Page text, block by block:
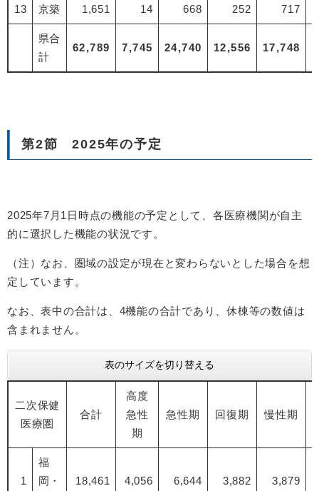
13 京築 1,651 14 668 252 717
県合
計
62,789 7,745 24,740 12,556 17,748
第2節 2025年の予定
2025年7月1日時点の機能の予定として、各医療機関が自主
的に選択した機能の状況です。
（注）なお、圏域の設定が現在と変わらないとした場合を想
定しています。
なお、表中の合計は、4機能の合計であり、休棟等の数値は
含まれません。
表のサイズを切り替える
二次保健
医療圏
合計
高度
急性
期
急性期 回復期 慢性期
1
福
岡・
18,461 4,056 6,644 3,882 3,879